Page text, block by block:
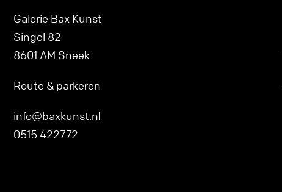
Galerie Bax Kunst
Singel 82
8601 AM Sneek
Route & parkeren
info@baxkunst.nl
0515 422772